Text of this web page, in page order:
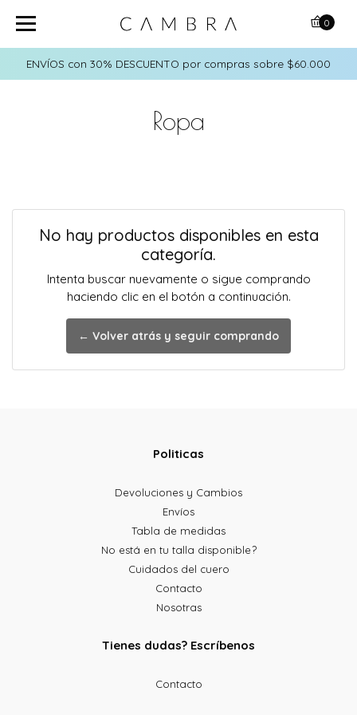
ENVÍOS con 30% DESCUENTO por compras sobre $60.000
0
Ropa
No hay productos disponibles en esta
categoría.
Intenta buscar nuevamente o sigue comprando
haciendo clic en el botón a continuación.
← Volver atrás y seguir comprando
Politicas
Devoluciones y Cambios
Envíos
Tabla de medidas
No está en tu talla disponible?
Cuidados del cuero
Contacto
Nosotras
Tienes dudas? Escríbenos
Contacto